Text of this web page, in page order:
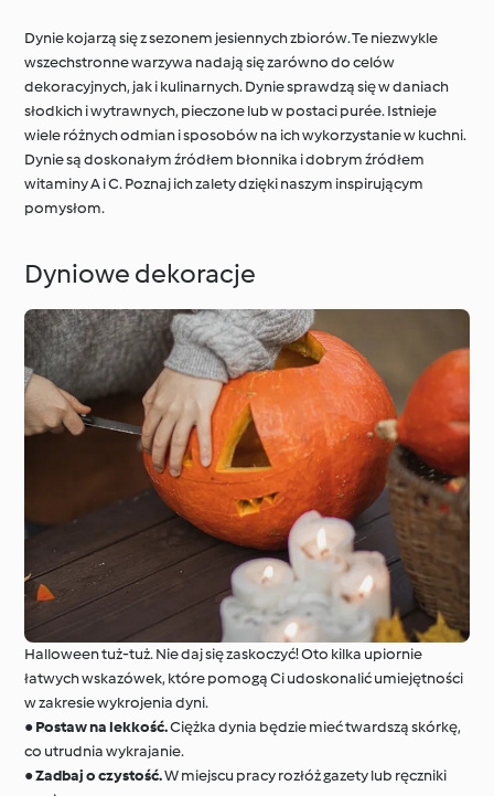
Składniki Codzienne gotowanie
Diety i trendy
kulinarne
Specjalne okazje i
pory roku
Dookoła świata z
Dynie kojarzą się z sezonem jesiennych zbiorów. Te niezwykle
wszechstronne warzywa nadają się zarówno do celów
dekoracyjnych, jak i kulinarnych. Dynie sprawdzą się w daniach
słodkich i wytrawnych, pieczone lub w postaci purée. Istnieje
wiele różnych odmian i sposobów na ich wykorzystanie w kuchni.
Dynie są doskonałym źródłem błonnika i dobrym źródłem
witaminy A i C. Poznaj ich zalety dzięki naszym inspirującym
pomysłom.
Dyniowe dekoracje
Halloween tuż-tuż. Nie daj się zaskoczyć! Oto kilka upiornie
łatwych wskazówek, które pomogą Ci udoskonalić umiejętności
w zakresie wykrojenia dyni.
●Postaw na lekkość.Ciężka dynia będzie mieć twardszą skórkę,
co utrudnia wykrajanie.
●Zadbaj o czystość.W miejscu pracy rozłóż gazety lub ręczniki